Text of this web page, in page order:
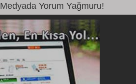
Medyada Yorum Yağmuru!